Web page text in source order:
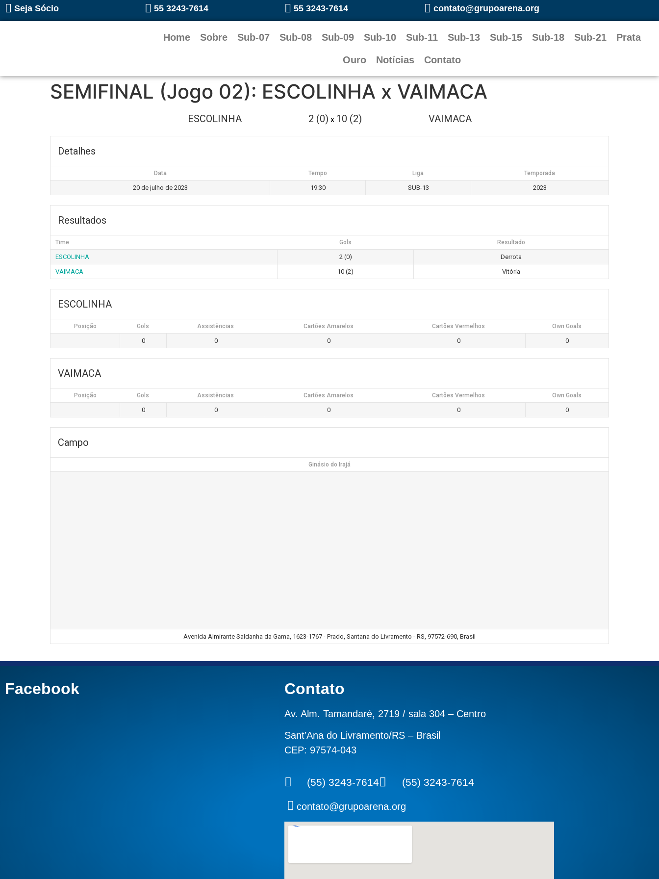
Seja Sócio 55 3243-7614 55 3243-7614 contato@grupoarena.org
Home Sobre Sub-07 Sub-08 Sub-09 Sub-10 Sub-11 Sub-13 Sub-15 Sub-18 Sub-21 Prata
Ouro Notícias Contato
SEMIFINAL (Jogo 02): ESCOLINHA x VAIMACA
ESCOLINHA 2 (0) x 10 (2) VAIMACA
Detalhes
Data Tempo Liga Temporada
20 de julho de 2023 19:30 SUB-13 2023
Resultados
Time Gols Resultado
ESCOLINHA 2 (0)
Derrota
VAIMACA
10 (2) Vitória
ESCOLINHA
Posição Gols Assistências Cartões Amarelos Cartões Vermelhos Own Goals
0 0 0 0 0
VAIMACA
Posição Gols Assistências Cartões Amarelos Cartões Vermelhos Own Goals
0 0 0 0 0
Campo
Ginásio do Irajá
Avenida Almirante Saldanha da Gama, 1623-1767 - Prado, Santana do Livramento - RS, 97572-690, Brasil
Facebook Contato
Av. Alm. Tamandaré, 2719 / sala 304 – Centro
Sant’Ana do Livramento/RS – Brasil
CEP: 97574-043
(55) 3243-7614 (55) 3243-7614
contato@grupoarena.org